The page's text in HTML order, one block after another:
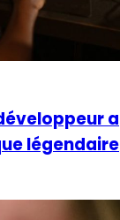
a
légendaire